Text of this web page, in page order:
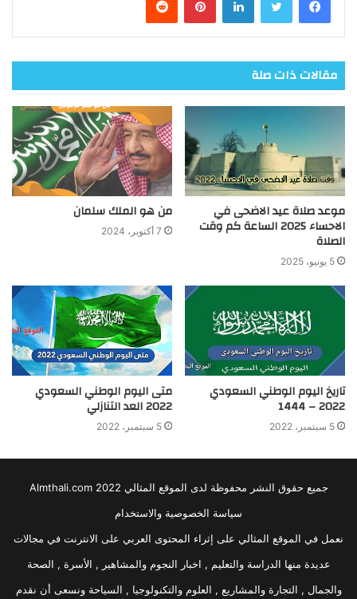
مقالات ذات صلة
موعد صلاة عيد الاضحى في
الاحساء 2025 الساعة كم وقت
الصلاة
5 يونيو، 2025
من هو الملك سلمان
7 أكتوبر، 2024
تاريخ اليوم الوطني السعودي
2022 – 1444
5 سبتمبر، 2022
متى اليوم الوطني السعودي
2022 العد التنازلي
5 سبتمبر، 2022
جميع حقوق النشر محفوظة لدى الموقع المثالي 2022 Almthali.com
سياسة الخصوصية والاستخدام
نعمل في الموقع المثالي على إثراء المحتوى العربي على الانترنت في مجالات
عديدة منها الدراسة والتعليم , اخبار النجوم والمشاهير , الأسرة , الصحة
والجمال , التجارة والمشاريع , العلوم والتكنولوجيا , السياحة ونسعى أن نقدم